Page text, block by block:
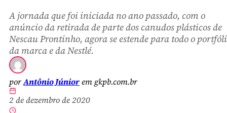
A jornada que foi iniciada no ano passado, com o
anúncio da retirada de parte dos canudos plásticos de
Nescau Prontinho, agora se estende para todo o
da marca e da Nestlé.
porAntônio Júniorem gkpb.com.br
2 de dezembro de 2020